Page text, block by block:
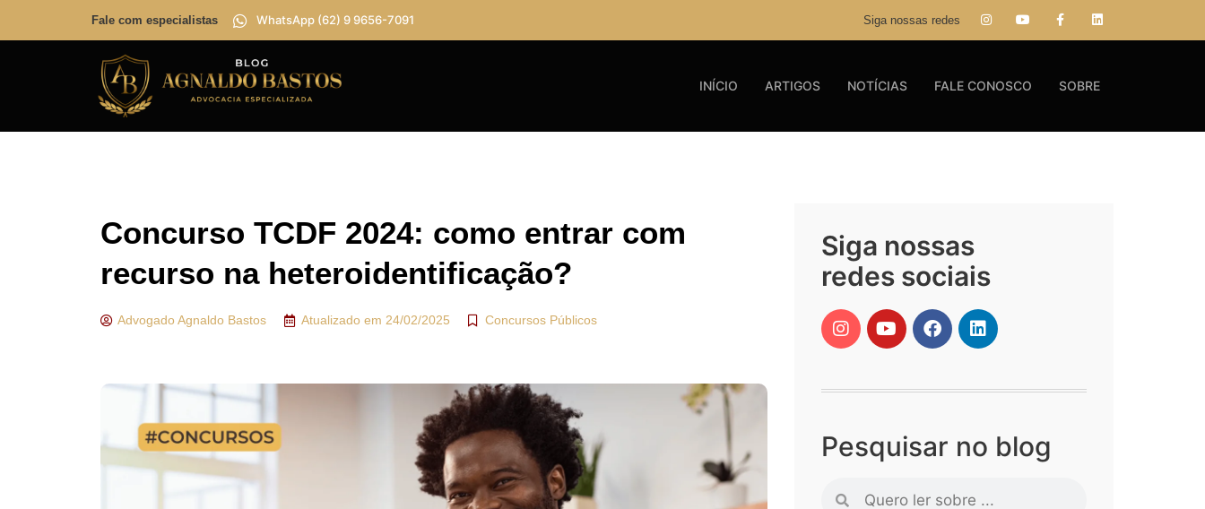
Fale com especialistas WhatsApp (62) 9 9656-7091 Siga nossas redes
INÍCIO ARTIGOS NOTÍCIAS FALE CONOSCO SOBRE
Concurso TCDF 2024: como entrar com
recurso na heteroidentificação?
AdvogadoAgnaldo Bastos Atualizado em 24/02/2025 Concursos Públicos
Siga nossas
redes sociais
Pesquisar no blog